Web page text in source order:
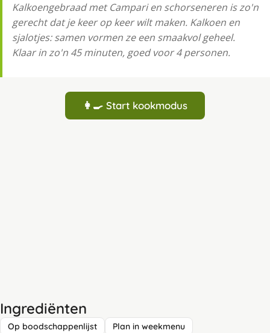
Kalkoengebraad met Campari en schorseneren is zo'n
gerecht dat je keer op keer wilt maken. Kalkoen en
sjalotjes: samen vormen ze een smaakvol geheel.
Klaar in zo'n 45 minuten, goed voor 4 personen.
👩‍🍳 Start kookmodus
Ingrediënten
Op boodschappenlijst Plan in weekmenu